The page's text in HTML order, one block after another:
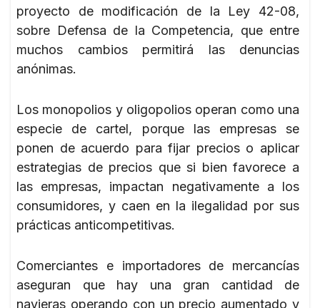
proyecto de modificación de la Ley 42-08,
sobre Defensa de la Competencia, que entre
muchos cambios permitirá las denuncias
anónimas.
Los monopolios y oligopolios operan como una
especie de cartel, porque las empresas se
ponen de acuerdo para fijar precios o aplicar
estrategias de precios que si bien favorece a
las empresas, impactan negativamente a los
consumidores, y caen en la ilegalidad por sus
prácticas anticompetitivas.
Comerciantes e importadores de mercancías
aseguran que hay una gran cantidad de
navieras operando con un precio aumentado y